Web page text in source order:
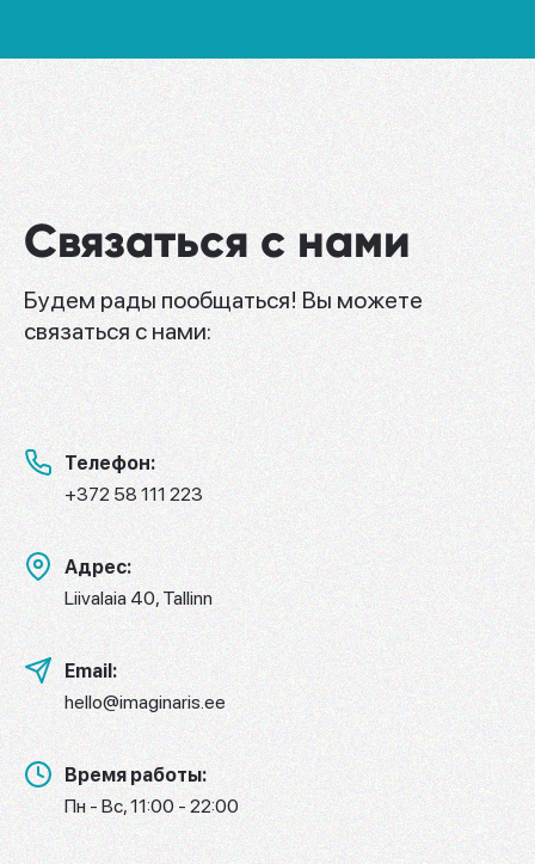
Связаться с нами
Будем рады пообщаться! Вы можете
связаться с нами:
Телефон:
+372 58 111 223
Адрес:
Liivalaia 40, Tallinn
Email:
hello@imaginaris.ee
Время работы:
Пн - Вс, 11:00 - 22:00